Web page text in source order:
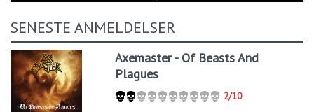
SENESTE ANMELDELSER
Axemaster - Of Beasts And
Plagues
2/10